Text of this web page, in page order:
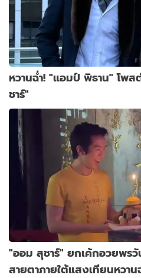
หวานฉ่ำ! "แอมป์ พิธาน" โพ
ชาร์"
"ออม สุชาร์" ยกเค้กอวยพร
สายตาภายใต้แสงเทียนหวาน